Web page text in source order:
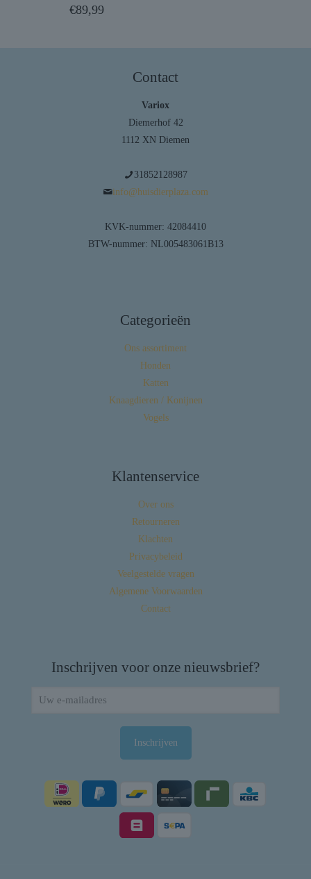
€89,99
Contact
Variox
Diemerhof 42
1112 XN Diemen
31852128987
info@huisdierplaza.com
KVK-nummer: 42084410
BTW-nummer: NL005483061B13
Categorieën
Ons assortiment
Honden
Katten
Knaagdieren / Konijnen
Vogels
Klantenservice
Over ons
Retourneren
Klachten
Privacybeleid
Veelgestelde vragen
Algemene Voorwaarden
Contact
Inschrijven voor onze nieuwsbrief?